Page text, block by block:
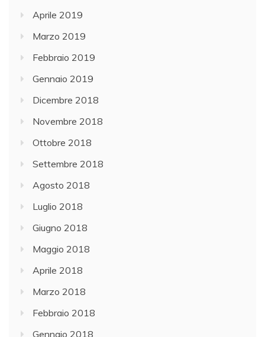
Aprile 2019
Marzo 2019
Febbraio 2019
Gennaio 2019
Dicembre 2018
Novembre 2018
Ottobre 2018
Settembre 2018
Agosto 2018
Luglio 2018
Giugno 2018
Maggio 2018
Aprile 2018
Marzo 2018
Febbraio 2018
Gennaio 2018